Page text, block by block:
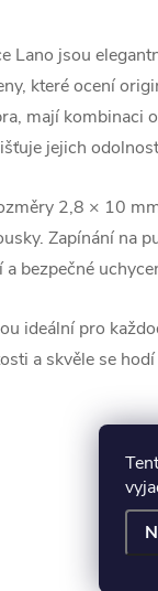
Lano jsou
které ocení
mají kombinaci
jejich
2,8 × 10
Zapínání na
bezpečné
ideální pro
a skvěle se